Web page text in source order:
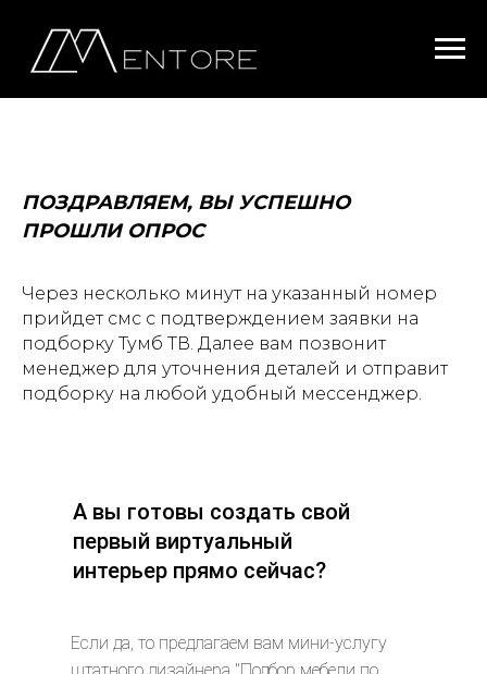
ПОЗДРАВЛЯЕМ, ВЫ УСПЕШНО
ПРОШЛИ ОПРОС
Через несколько минут на указанный номер
прийдет смс с подтверждением заявки на
подборку Тумб ТВ. Далее вам позвонит
менеджер для уточнения деталей и отправит
подборку на любой удобный мессенджер.
А вы готовы создать свой
первый виртуальный
интерьер прямо сейчас?
Если да, то предлагаем вам мини-услугу